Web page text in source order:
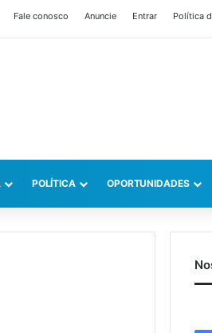
Fale conosco Anuncie Entrar Política
POLÍTICA OPORTUNIDADES